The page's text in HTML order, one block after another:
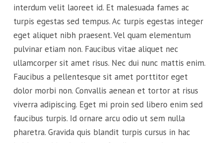
interdum velit laoreet id. Et malesuada fames ac
turpis egestas sed tempus. Ac turpis egestas integer
eget aliquet nibh praesent. Vel quam elementum
pulvinar etiam non. Faucibus vitae aliquet nec
ullamcorper sit amet risus. Nec dui nunc mattis enim.
Faucibus a pellentesque sit amet porttitor eget
dolor morbi non. Convallis aenean et tortor at risus
viverra adipiscing. Eget mi proin sed libero enim sed
faucibus turpis. Id ornare arcu odio ut sem nulla
pharetra. Gravida quis blandit turpis cursus in hac